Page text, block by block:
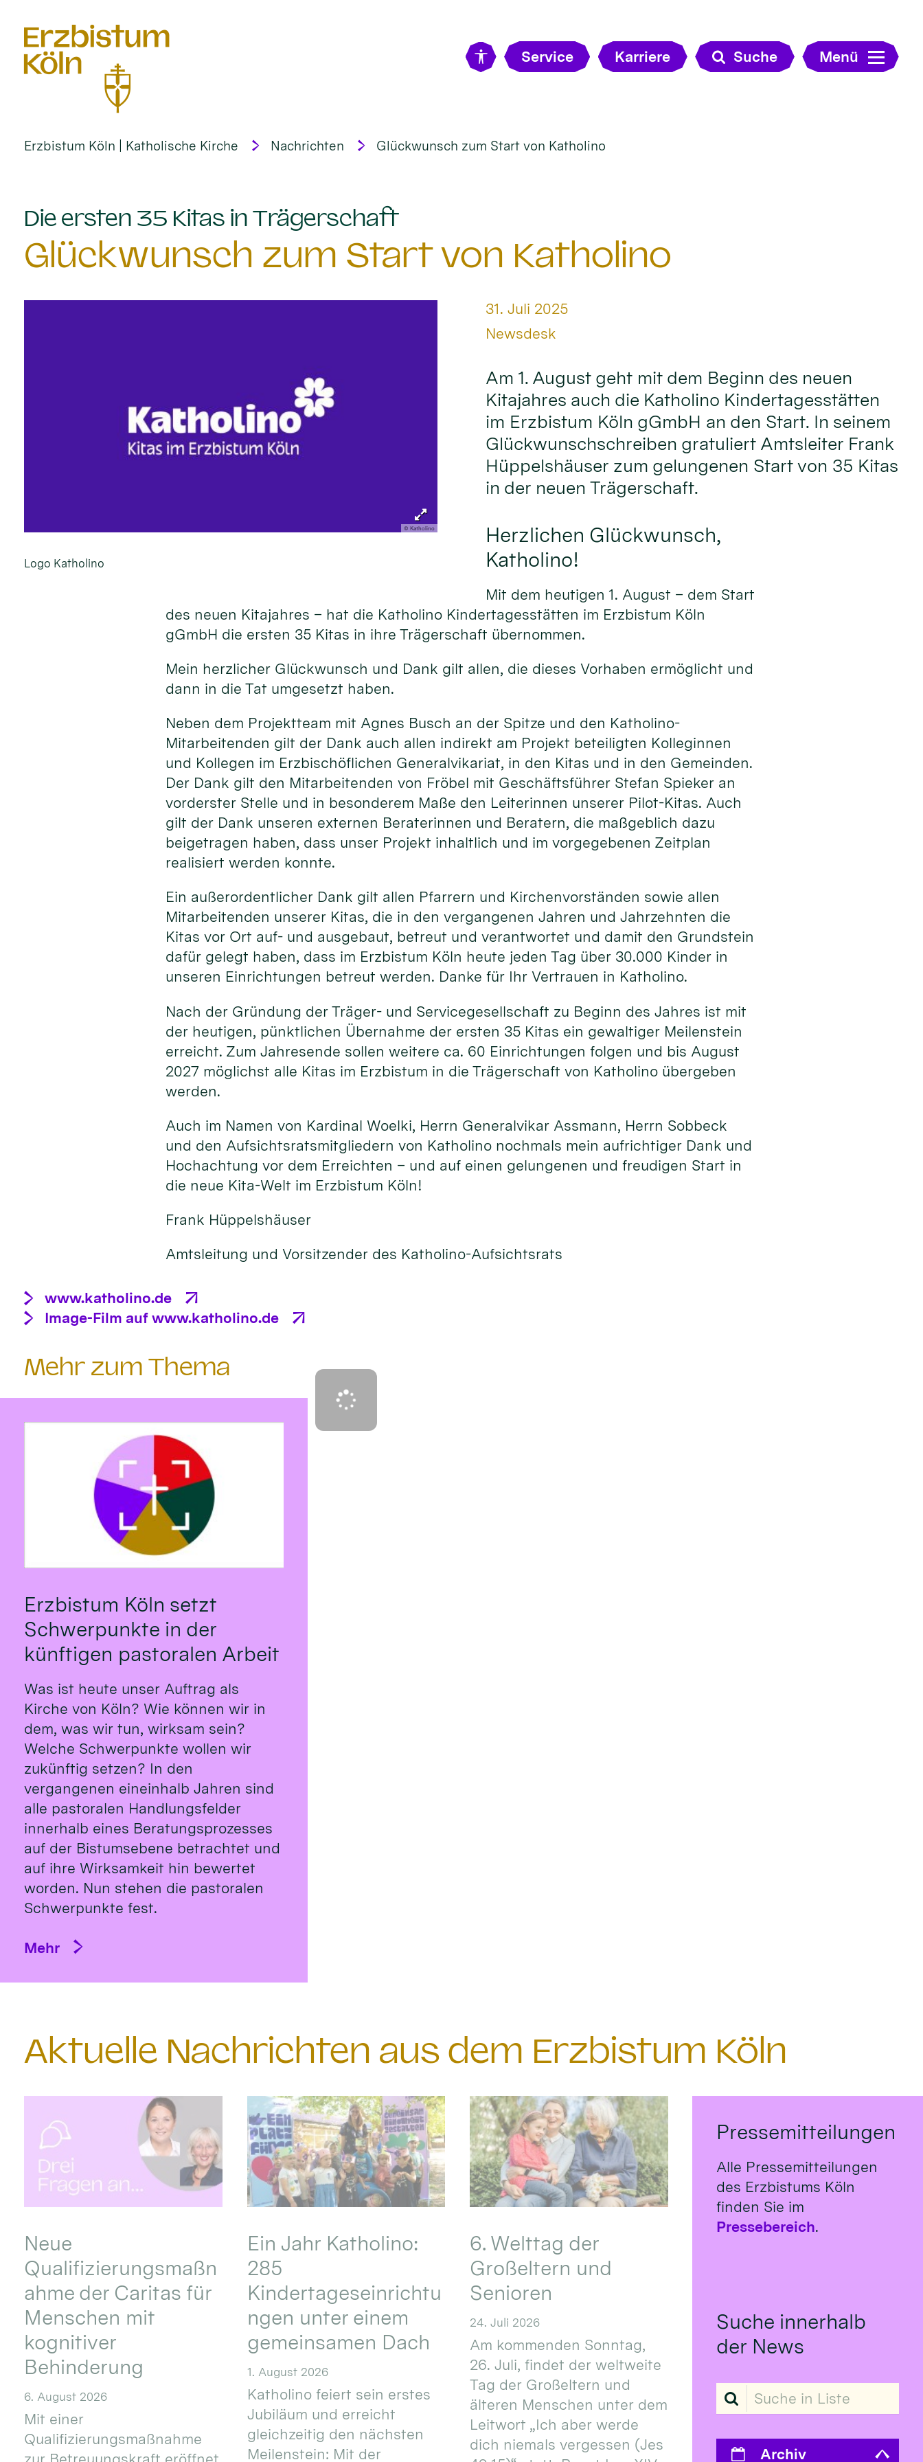
Service Karriere Suche Menü
Erzbistum Köln | Katholische Kirche Nachrichten Glückwunsch zum Start von Katholino
Die ersten 35 Kitas in Trägerschaft:
Glückwunsch zum Start von Katholino
© Katholino
Logo Katholino
Datum:
31. Juli 2025
Von:
Newsdesk
Am 1. August geht mit dem Beginn des neuen
Kitajahres auch die Katholino Kindertagesstätten
im Erzbistum Köln gGmbH an den Start. In seinem
Glückwunschschreiben gratuliert Amtsleiter Frank
Hüppelshäuser zum gelungenen Start von 35 Kitas
in der neuen Trägerschaft.
Herzlichen Glückwunsch,
Katholino!
Mit dem heutigen 1. August – dem Start
des neuen Kitajahres – hat die Katholino Kindertagesstätten im Erzbistum Köln
gGmbH die ersten 35 Kitas in ihre Trägerschaft übernommen.
Mein herzlicher Glückwunsch und Dank gilt allen, die dieses Vorhaben ermöglicht und
dann in die Tat umgesetzt haben.
Neben dem Projektteam mit Agnes Busch an der Spitze und den Katholino-
Mitarbeitenden gilt der Dank auch allen indirekt am Projekt beteiligten Kolleginnen
und Kollegen im Erzbischöflichen Generalvikariat, in den Kitas und in den Gemeinden.
Der Dank gilt den Mitarbeitenden von Fröbel mit Geschäftsführer Stefan Spieker an
vorderster Stelle und in besonderem Maße den Leiterinnen unserer Pilot-Kitas. Auch
gilt der Dank unseren externen Beraterinnen und Beratern, die maßgeblich dazu
beigetragen haben, dass unser Projekt inhaltlich und im vorgegebenen Zeitplan
realisiert werden konnte.
Ein außerordentlicher Dank gilt allen Pfarrern und Kirchenvorständen sowie allen
Mitarbeitenden unserer Kitas, die in den vergangenen Jahren und Jahrzehnten die
Kitas vor Ort auf- und ausgebaut, betreut und verantwortet und damit den Grundstein
dafür gelegt haben, dass im Erzbistum Köln heute jeden Tag über 30.000 Kinder in
unseren Einrichtungen betreut werden. Danke für Ihr Vertrauen in Katholino.
Nach der Gründung der Träger- und Servicegesellschaft zu Beginn des Jahres ist mit
der heutigen, pünktlichen Übernahme der ersten 35 Kitas ein gewaltiger Meilenstein
erreicht. Zum Jahresende sollen weitere ca. 60 Einrichtungen folgen und bis August
2027 möglichst alle Kitas im Erzbistum in die Trägerschaft von Katholino übergeben
werden.
Auch im Namen von Kardinal Woelki, Herrn Generalvikar Assmann, Herrn Sobbeck
und den Aufsichtsratsmitgliedern von Katholino nochmals mein aufrichtiger Dank und
Hochachtung vor dem Erreichten – und auf einen gelungenen und freudigen Start in
die neue Kita-Welt im Erzbistum Köln!
Frank Hüppelshäuser
Amtsleitung und Vorsitzender des Katholino-Aufsichtsrats
www.katholino.de
Image-Film auf www.katholino.de
Mehr zum Thema
Erzbistum Köln setzt
Schwerpunkte in der
künftigen pastoralen Arbeit
Was ist heute unser Auftrag als
Kirche von Köln? Wie können wir in
dem, was wir tun, wirksam sein?
Welche Schwerpunkte wollen wir
zukünftig setzen? In den
vergangenen eineinhalb Jahren sind
alle pastoralen Handlungsfelder
innerhalb eines Beratungsprozesses
auf der Bistumsebene betrachtet und
auf ihre Wirksamkeit hin bewertet
worden. Nun stehen die pastoralen
Schwerpunkte fest.
Mehr
Aktuelle Nachrichten aus dem Erzbistum Köln
Neue
Qualifizierungsmaßn
ahme der Caritas für
Menschen mit
kognitiver
Behinderung
6. August 2026
Mit einer
Qualifizierungsmaßnahme
Ein Jahr Katholino:
285
Kindertageseinrichtu
ngen unter einem
gemeinsamen Dach
1. August 2026
Katholino feiert sein erstes
Jubiläum und erreicht
gleichzeitig den nächsten
Meilenstein: Mit der
6. Welttag der
Großeltern und
Senioren
24. Juli 2026
Am kommenden Sonntag,
26. Juli, findet der weltweite
Tag der Großeltern und
älteren Menschen unter dem
Leitwort „Ich aber werde
dich niemals vergessen (Jes
Pressemitteilungen
Alle Pressemitteilungen
des Erzbistums Köln
finden Sie im
Pressebereich.
Suche innerhalb
der News
Suche in Liste
Archiv